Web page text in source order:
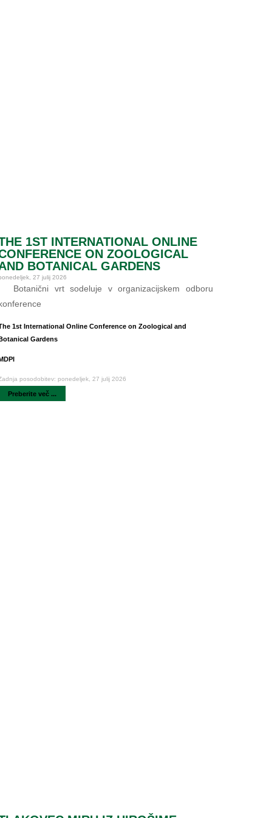
1ST INTERNATIONAL ONLINE
ON ZOOLOGICAL
BOTANICAL GARDENS
27 julij 2026
Botanični vrt sodeluje v organizacijskem odboru
1st International Online Conference on Zoological and
Gardens
posodobitev: ponedeljek, 27 julij 2026
Preberite več ...